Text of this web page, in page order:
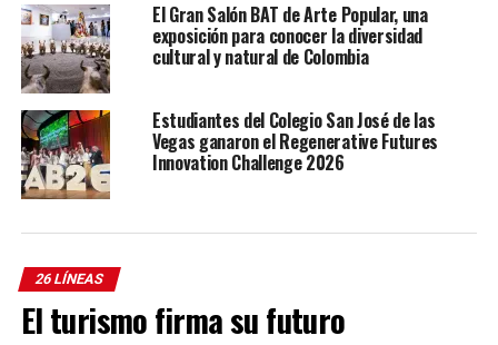
El Gran Salón BAT de Arte Popular, una
exposición para conocer la diversidad
cultural y natural de Colombia
Estudiantes del Colegio San José de las
Vegas ganaron el Regenerative Futures
Innovation Challenge 2026
26 LÍNEAS
El turismo firma su futuro